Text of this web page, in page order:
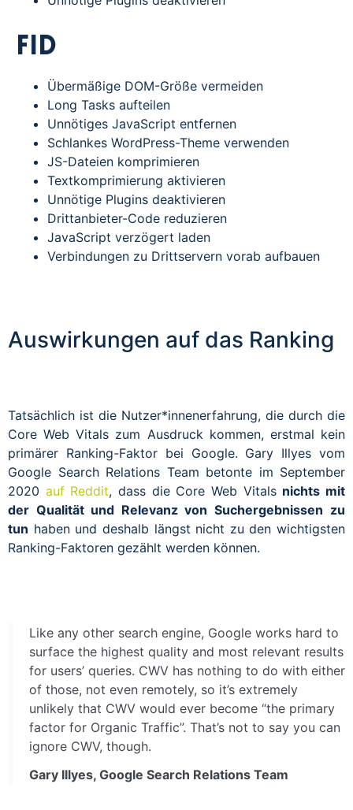
FID
Übermäßige DOM-Größe vermeiden
Long Tasks aufteilen
Unnötiges JavaScript entfernen
Schlankes WordPress-Theme verwenden
JS-Dateien komprimieren
Textkomprimierung aktivieren
Unnötige Plugins deaktivieren
Drittanbieter-Code reduzieren
JavaScript verzögert laden
Verbindungen zu Drittservern vorab aufbauen
Auswirkungen auf das Ranking
Tatsächlich ist die Nutzer*innenerfahrung, die durch die
Core Web Vitals zum Ausdruck kommen, erstmal kein
primärer Ranking-Faktor bei Google. Gary Illyes vom
Google Search Relations Team betonte im September
2020 auf Reddit, dass die Core Web Vitals nichts mit
der Qualität und Relevanz von Suchergebnissen zu
tun haben und deshalb längst nicht zu den wichtigsten
Ranking-Faktoren gezählt werden können.
Like any other search engine, Google works hard to
surface the highest quality and most relevant results
for users’ queries. CWV has nothing to do with either
of those, not even remotely, so it’s extremely
unlikely that CWV would ever become “the primary
factor for Organic Traffic”. That’s not to say you can
ignore CWV, though.
Gary Illyes, Google Search Relations Team